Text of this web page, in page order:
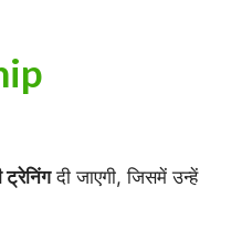
ट्रेनिंगदी जाएगी, जिसमें उन्हें